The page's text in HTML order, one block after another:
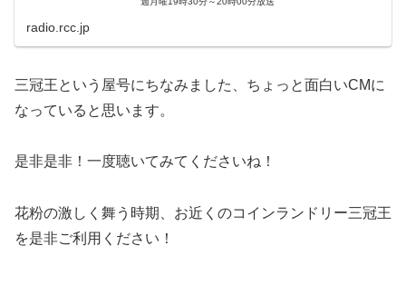
radio.rcc.jp
三冠王という屋号にちなみました、ちょっと面白いCMに
なっていると思います。
是非是非！一度聴いてみてくださいね！
花粉の激しく舞う時期、お近くのコインランドリー三冠王
を是非ご利用ください！